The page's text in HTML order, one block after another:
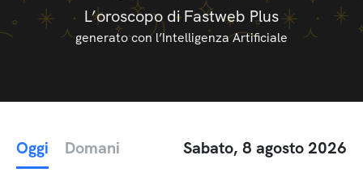
L’oroscopo di Fastweb Plus
generato con l’Intelligenza Artificiale
Oggi Domani Sabato, 8 agosto 2026